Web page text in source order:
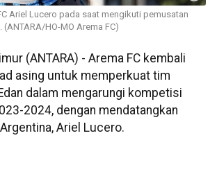
Ariel Lucero pada saat mengikuti pemusatan
(ANTARA/HO-MO Arema FC)
(ANTARA) - Arema FC kembali
asing untuk memperkuat tim
dalam mengarungi kompetisi
2024, dengan mendatangkan
Ariel Lucero.